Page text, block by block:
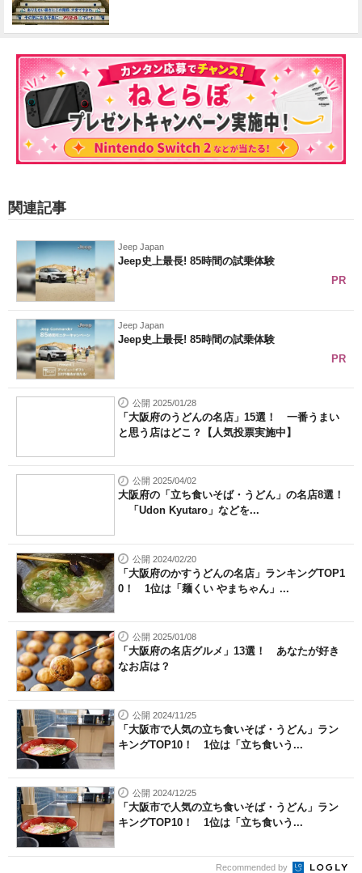
関連記事
Jeep Japan
Jeep史上最長! 85時間の試乗体験
PR
Jeep Japan
Jeep史上最長! 85時間の試乗体験
PR
公開 2025/01/28
「大阪府のうどんの名店」15選！ 一番うまい
と思う店はどこ？【人気投票実施中】
公開 2025/04/02
大阪府の「立ち食いそば・うどん」の名店8選！
「Udon Kyutaro」などを...
公開 2024/02/20
「大阪府のかすうどんの名店」ランキングTOP1
0！ 1位は「麺くい やまちゃん」...
公開 2025/01/08
「大阪府の名店グルメ」13選！ あなたが好き
なお店は？
公開 2024/11/25
「大阪市で人気の立ち食いそば・うどん」ラン
キングTOP10！ 1位は「立ち食いう...
公開 2024/12/25
「大阪市で人気の立ち食いそば・うどん」ラン
キングTOP10！ 1位は「立ち食いう...
Recommended by